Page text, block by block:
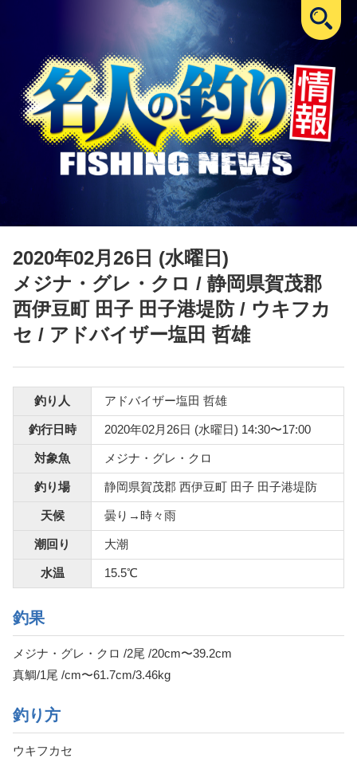
2020年02月26日 (水曜日)
メジナ・グレ・クロ / 静岡県賀茂郡
西伊豆町 田子 田子港堤防 / ウキフカ
セ / アドバイザー塩田 哲雄
釣り人 アドバイザー塩田 哲雄
釣行日時 2020年02月26日 (水曜日) 14:30〜17:00
対象魚 メジナ・グレ・クロ
釣り場 静岡県賀茂郡 西伊豆町 田子 田子港堤防
天候 曇り→時々雨
潮回り 大潮
水温 15.5℃
釣果
メジナ・グレ・クロ /2尾 /20cm〜39.2cm
真鯛/1尾 /cm〜61.7cm/3.46kg
釣り方
ウキフカセ